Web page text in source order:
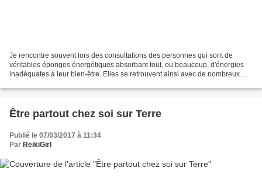
Je rencontre souvent lors des consultations des personnes qui sont de
véritables éponges énergétiques absorbant tout, ou beaucoup, d'énergies
inadéquates à leur bien-être. Elles se retrouvent ainsi avec de nombreux
Être partout chez soi sur Terre
Publié le 07/03/2017 à 11:34
Par ReikiGirl